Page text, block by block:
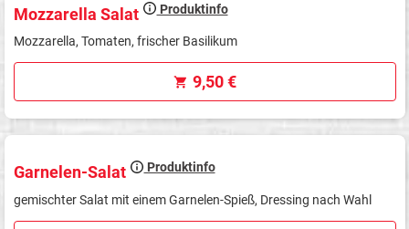
Mozzarella Salat Produktinfo
Mozzarella, Tomaten, frischer Basilikum
9,50 €
Garnelen-Salat Produktinfo
gemischter Salat mit einem Garnelen-Spieß, Dressing nach Wahl